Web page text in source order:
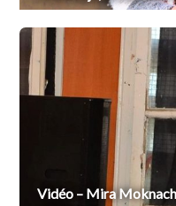
Vidéo – Mira